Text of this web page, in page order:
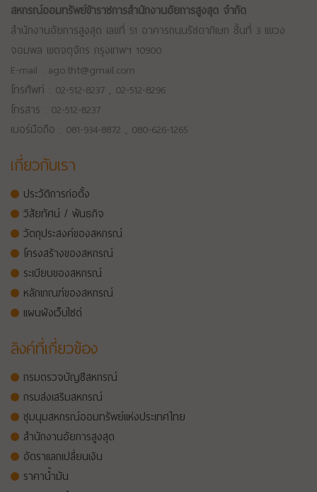
สหกรณ์ออมทรัพย์ข้าราชการสำนักงานอัยการสูงสุด จำกัด
สำนักงานอัยการสูงสุด เลขที่ 51 อาคารถนนรัชดาภิเษก ชั้นที่ 3 แขวง
จอมพล เขตจตุจักร กรุงเทพฯ 10900
E-mail : ago.tht@gmail.com
โทรศัพท์ : 02-512-8237 , 02-512-8296
โทรสาร : 02-512-8237
เบอร์มือถือ : 081-934-8872 , 080-626-1265
เกี่ยวกับเรา
ประวัติการก่อตั้ง
วิสัยทัศน์ / พันธกิจ
วัตถุประสงค์ของสหกรณ์
โครงสร้างของสหกรณ์
ระเบียบของสหกรณ์
หลักเกณฑ์ของสหกรณ์
แผนผังเว็บไซต์
ลิงค์ที่เกี่ยวข้อง
กรมตรวจบัญชีสหกรณ์
กรมส่งเสริมสหกรณ์
ชุมนุมสหกรณ์ออมทรัพย์แห่งประเทศไทย
สำนักงานอัยการสูงสุด
อัตราแลกเปลี่ยนเงิน
ราคาน้ำมัน